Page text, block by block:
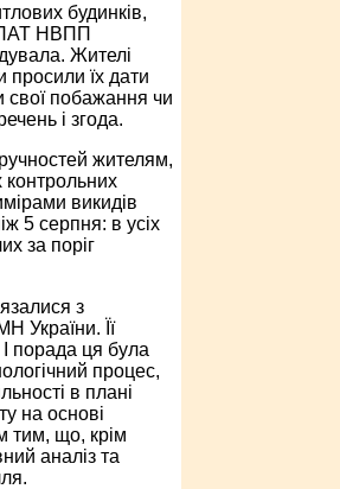
будинків,
ПАТ НВПП
Жителі
просили їх дати
свої побажання чи
і згода.
жителям,
контрольних
викидів
5 серпня: в усіх
за поріг
з
України. Її
порада ця була
процес,
в плані
на основі
тим, що, крім
аналіз та